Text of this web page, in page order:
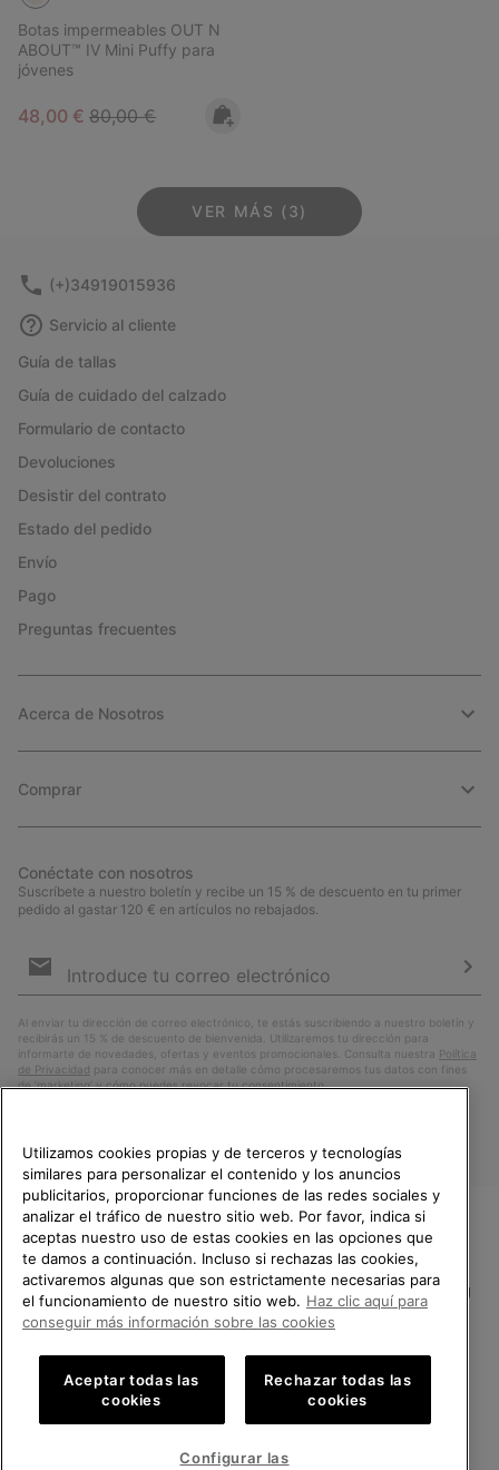
Botas impermeables OUT N
ABOUT™ IV Mini Puffy para
jóvenes
Sale price:
48,00 € Regular price:
80,00 €
VER MÁS (3)
(+)34919015936
Servicio al cliente
Guía de tallas
Guía de cuidado del calzado
Formulario de contacto
Devoluciones
Desistir del contrato
Estado del pedido
Envío
Pago
Preguntas frecuentes
Acerca de Nosotros
Comprar
Conéctate con nosotros
Suscríbete a nuestro boletín y recibe un 15 % de descuento en tu primer
pedido al gastar 120 € en artículos no rebajados.
de
Al enviar tu dirección de correo electrónico, te estás suscribiendo a nuestro boletín y
recibirás un 15 % de descuento de bienvenida. Utilizaremos tu dirección para
informarte de novedades, ofertas y eventos promocionales. Consulta nuestra
Política
de Privacidad para conocer más en detalle cómo procesaremos tus datos con fines
de ’marketing’ y cómo puedes revocar tu consentimiento.
España
Política de Privacidad Condiciones De Uso Terminos de Venta
Cookies Impressum Public CBCR
Servicio al cliente: Lu. - Vi. de 9:00 a 13:00 y de 14:00 a 18:00
TE DAMOS LA BIENVENIDA A
SOREL.
POR FAVOR, SELECCIONA TU
PAÍS.
Compras en línea disponibles
United States
Utilizamos cookies propias y de terceros y tecnologías
similares para personalizar el contenido y los anuncios
publicitarios, proporcionar funciones de las redes sociales y
analizar el tráfico de nuestro sitio web. Por favor, indica si
aceptas nuestro uso de estas cookies en las opciones que
te damos a continuación. Incluso si rechazas las cookies,
activaremos algunas que son estrictamente necesarias para
el funcionamiento de nuestro sitio web. Haz clic aquí para
conseguir más información sobre las cookies
Aceptar todas las
cookies
Rechazar todas las
cookies
Configurar las